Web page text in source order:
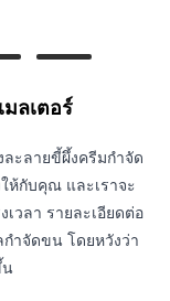
ลเตอร์
ละลายขี้ผึ้งครีมกำจัด
ห้กับคุณ และเราจะ
วลา รายละเอียดต่อ
ำจัดขน โดยหวังว่า
น